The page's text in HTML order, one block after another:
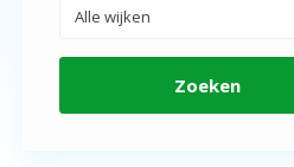
Alle wijken
Zoeken